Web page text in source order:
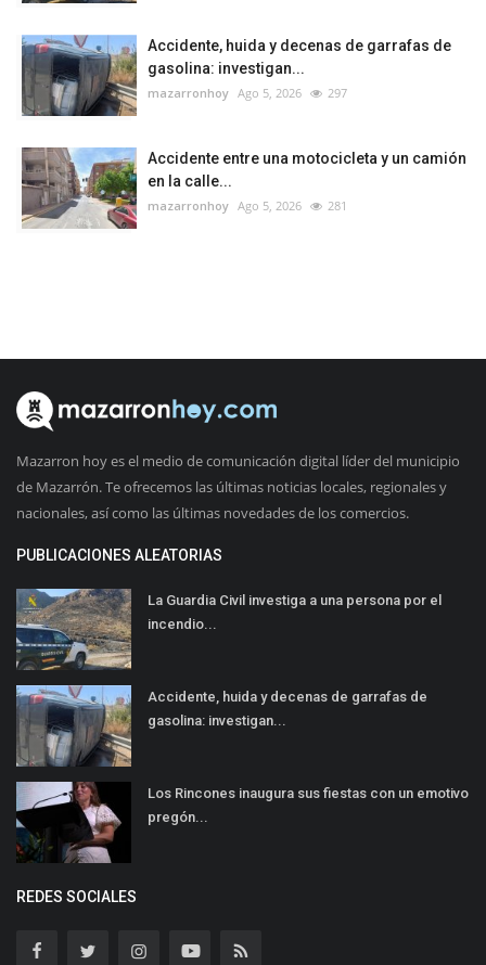
Accidente, huida y decenas de garrafas de
gasolina: investigan...
mazarronhoy Ago 5, 2026 297
Accidente entre una motocicleta y un camión
en la calle...
mazarronhoy Ago 5, 2026 281
Mazarron hoy es el medio de comunicación digital líder del municipio
de Mazarrón. Te ofrecemos las últimas noticias locales, regionales y
nacionales, así como las últimas novedades de los comercios.
PUBLICACIONES ALEATORIAS
La Guardia Civil investiga a una persona por el
incendio...
Accidente, huida y decenas de garrafas de
gasolina: investigan...
Los Rincones inaugura sus fiestas con un emotivo
pregón...
REDES SOCIALES